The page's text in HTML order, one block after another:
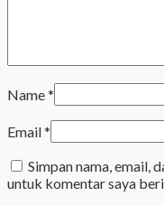
Name*
Email*
Simpan nama, email,
untuk komentar saya